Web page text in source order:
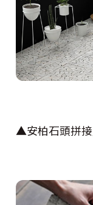
▲安柏石頭拼接